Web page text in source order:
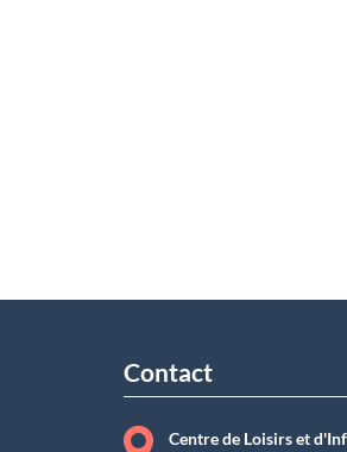
Contact
Centre de Loisirs et